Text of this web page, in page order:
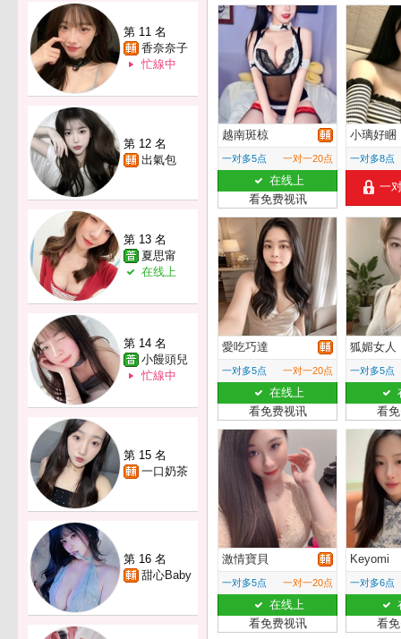
第 11 名
香奈奈子
忙線中
第 12 名
出氣包
第 13 名
夏思甯
在线上
第 14 名
小饅頭兒
忙線中
第 15 名
一口奶茶
第 16 名
甜心Baby
越南斑椋
一对多5点 一对一20点
在线上
看免费视讯
小璃好睏
一对多8点
一
愛吃巧達
一对多5点 一对一20点
在线上
看免费视讯
狐媚女人
一对多5点
看
激情寶貝
一对多5点 一对一20点
在线上
看免费视讯
Keyomi
一对多6点
看